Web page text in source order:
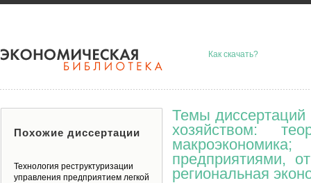
Как скачать?
Темы диссертаций
хозяйством:
предприятиями,
региональная
Похожие диссертации
Технология реструктуризации
управления предприятием легкой